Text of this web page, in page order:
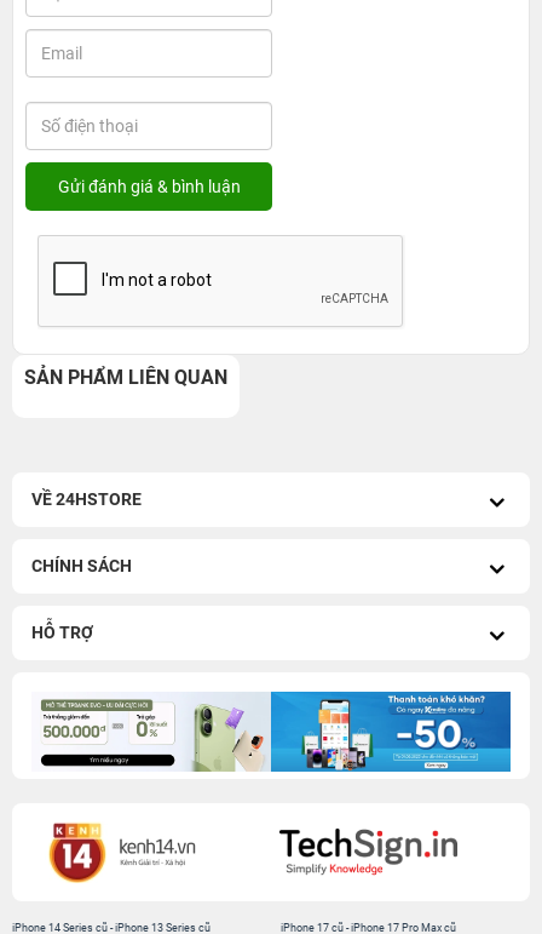
SẢN PHẨM LIÊN QUAN
VỀ 24HSTORE
CHÍNH SÁCH
HỖ TRỢ
iPhone 14 Series cũ -iPhone 13 Series cũ
iPhone 17 cũ-iPhone 17 Pro Max cũ